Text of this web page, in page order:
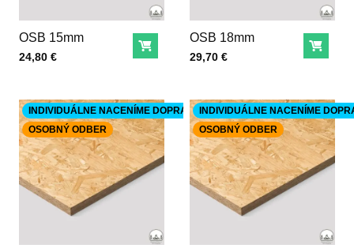
OSB 15mm
Cena s DPH
24,80 € Do košíka
OSB 18mm
Cena s DPH
29,70 € Do
INDIVIDUÁLNE NACENÍME DOPRAVU
OSOBNÝ ODBER
INDIVIDUÁLNE NACENÍME
OSOBNÝ ODBER